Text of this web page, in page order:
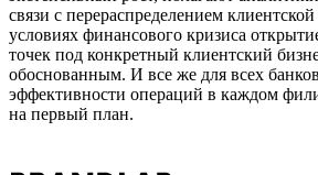
связи с перераспределением
условиях финансового кризиса
точек под конкретный клиентский
обоснованным. И все же для всех
эффективности операций в каждом
на первый план.